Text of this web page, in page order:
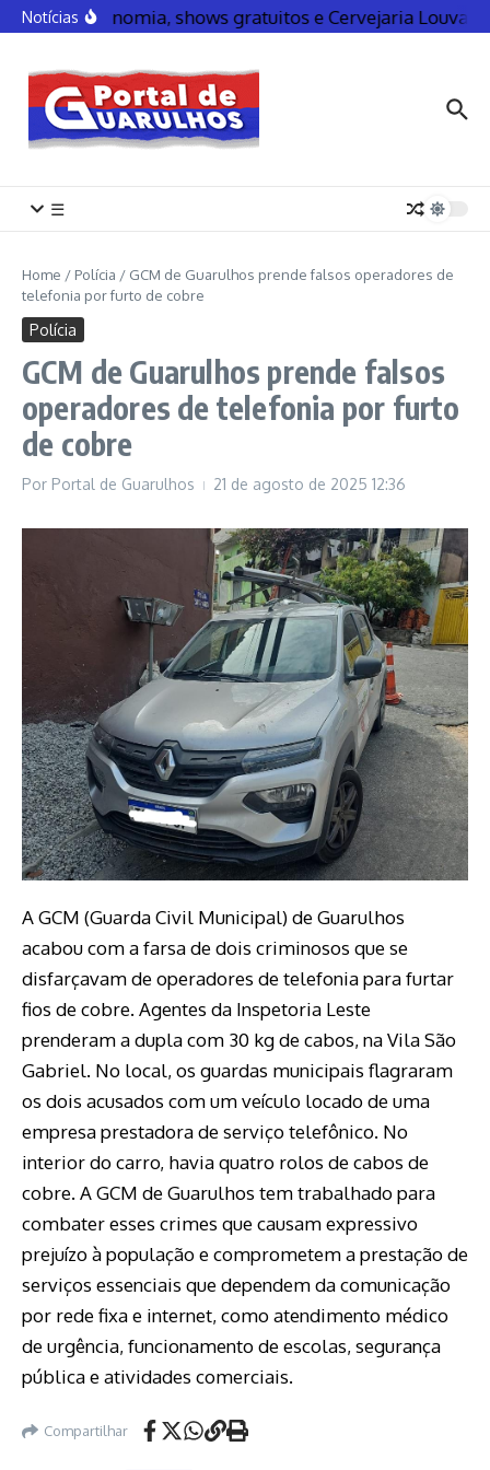
NotíciasGastronomia, shows gratuitos e Cervejaria
☰
Home / Polícia / GCM de Guarulhos prende falsos operadores de
telefonia por furto de cobre
Polícia
GCM de Guarulhos prende falsos
operadores de telefonia por furto
de cobre
Por Portal de Guarulhos 21 de agosto de 2025 12:36
A GCM (Guarda Civil Municipal) de Guarulhos
acabou com a farsa de dois criminosos que se
disfarçavam de operadores de telefonia para furtar
fios de cobre. Agentes da Inspetoria Leste
prenderam a dupla com 30 kg de cabos, na Vila São
Gabriel. No local, os guardas municipais flagraram
os dois acusados com um veículo locado de uma
empresa prestadora de serviço telefônico. No
interior do carro, havia quatro rolos de cabos de
cobre. A GCM de Guarulhos tem trabalhado para
combater esses crimes que causam expressivo
prejuízo à população e comprometem a prestação de
serviços essenciais que dependem da comunicação
por rede fixa e internet, como atendimento médico
de urgência, funcionamento de escolas, segurança
pública e atividades comerciais.
Compartilhar